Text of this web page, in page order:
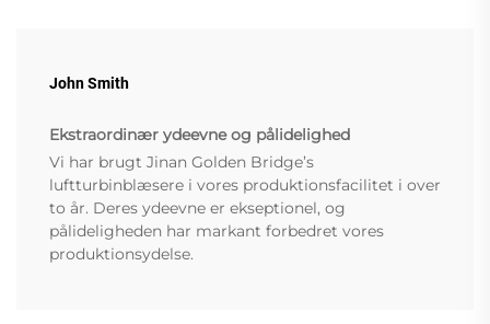
John Smith
Ekstraordinær ydeevne og pålidelighed
Vi har brugt Jinan Golden Bridge’s
luftturbinblæsere i vores produktionsfacilitet i over
to år. Deres ydeevne er ekseptionel, og
pålideligheden har markant forbedret vores
produktionsydelse.